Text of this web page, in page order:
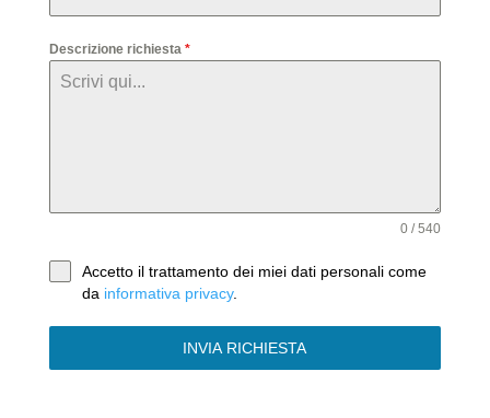
Descrizione richiesta *
0 / 540
Accetto il trattamento dei miei dati personali come
da informativa privacy.
INVIA RICHIESTA